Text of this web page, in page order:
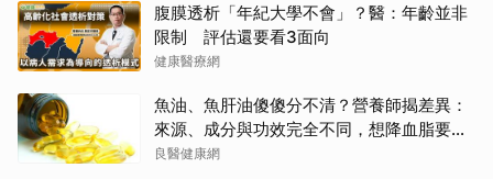
腹膜透析「年紀大學不會」？醫：年齡並非
限制 評估還要看3面向
健康醫療網
魚油、魚肝油傻傻分不清？營養師揭差異：
來源、成分與功效完全不同，想降血脂要吃
「它」
良醫健康網